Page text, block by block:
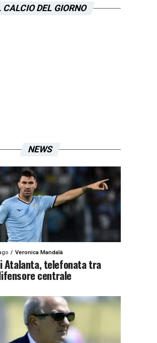
CALCIO DEL GIORNO
NEWS
Veronica Mandalà
Atalanta, telefonata tra
centrale